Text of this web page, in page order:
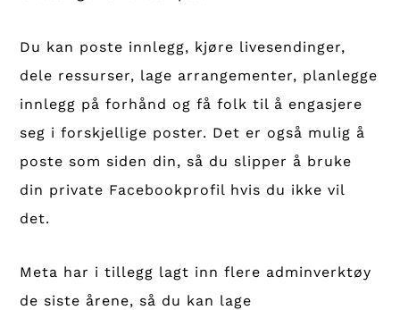
Du kan poste innlegg, kjøre livesendinger,
dele ressurser, lage arrangementer, planlegge
innlegg på forhånd og få folk til å engasjere
seg i forskjellige poster. Det er også mulig å
poste som siden din, så du slipper å bruke
din private Facebookprofil hvis du ikke vil
det.
Meta har i tillegg lagt inn flere adminverktøy
de siste årene, så du kan lage